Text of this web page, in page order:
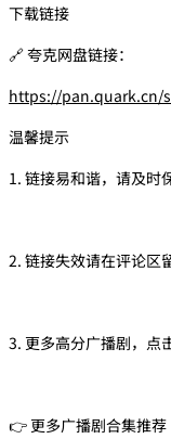
下载链接
🔗 夸克网盘链接：
https://pan.quark.cn/
温馨提示
1. 链接易和谐，请及时
2. 链接失效请在评论区
3. 更多高分广播剧，点
👉 更多广播剧合集推荐